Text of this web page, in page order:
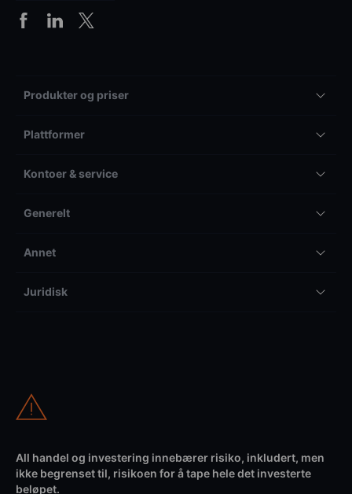
Produkter og priser
Plattformer
Kontoer & service
Generelt
Annet
Juridisk
All handel og investering innebærer risiko, inkludert, men
ikke begrenset til, risikoen for å tape hele det investerte
beløpet.